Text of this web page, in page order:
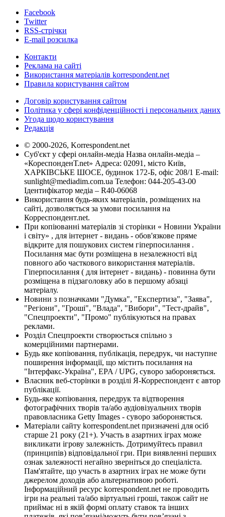
Facebook
Twitter
RSS-стрічки
E-mail розсилка
Контакти
Реклама на сайті
Використання матеріалів korrespondent.net
Правила користування сайтом
Договір користування сайтом
Політика у сфері конфіденційності і персональних даних
Угода щодо користування
Редакція
© 2000-2026, Korrespondent.net
Суб'єкт у сфері онлайн-медіа Назва онлайн-медіа –
«КореспонденТ.net» Адреса: 02091, місто Київ,
ХАРКІВСЬКЕ ШОСЕ, будинок 172-Б, офіс 208/1 E-mail:
sunlight@mediadim.com.ua Телефон: 044-205-43-00
Ідентифікатор медіа – R40-06068
Використання будь-яких матеріалів, розміщених на
сайті, дозволяється за умови посилання на
Корреспондент.net.
При копіюванні матеріалів зі сторінки « Новини України
і світу» , для інтернет - видань - обов'язкове пряме
відкрите для пошукових систем гіперпосилання .
Посилання має бути розміщена в незалежності від
повного або часткового використання матеріалів.
Гіперпосилання ( для інтернет - видань) - повинна бути
розміщена в підзаголовку або в першому абзаці
матеріалу.
Новини з позначками "Думка", "Експертиза", "Заява",
"Регіони", "Гроші", "Влада", "Вибори", "Тест-драйв",
"Спецпроекти", "Промо" публікуються на правах
реклами.
Розділ Спецпроекти створюється спільно з
комерційними партнерами.
Будь яке копіювання, публікація, передрук, чи наступне
поширення інформації, що містить посилання на
"Інтерфакс-Україна", EPA / UPG, суворо забороняється.
Власник веб-сторінки в розділі Я-Корреспондент є автор
публікації.
Будь-яке копіювання, передрук та відтворення
фотографічних творів та/або аудіовізуальних творів
правовласника Getty Images - суворо забороняється.
Матеріали сайту korrespondent.net призначені для осіб
старше 21 року (21+). Участь в азартних іграх може
викликати ігрову залежність. Дотримуйтесь правил
(принципів) відповідальної гри. При виявленні перших
ознак залежності негайно зверніться до спеціаліста.
Пам'ятайте, що участь в азартних іграх не може бути
джерелом доходів або альтернативою роботі.
Інформаційний ресурс korrespondent.net не проводить
ігри на реальні та/або віртуальні гроші, також сайт не
приймає ні в якій формі оплату ставок та інших